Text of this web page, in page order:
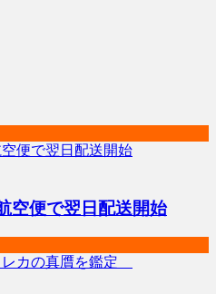
便で翌日配送開始